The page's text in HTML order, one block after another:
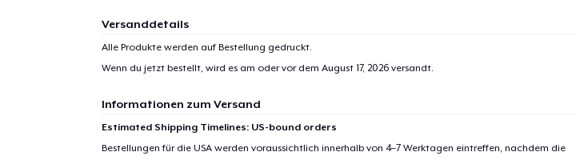
Versanddetails
Alle Produkte werden auf Bestellung gedruckt.
Wenn du jetzt bestellt, wird es am oder vor dem August 17, 2026versandt.
Informationen zum Versand
Estimated Shipping Timelines: US-bound orders
Bestellungen für die USA werden voraussichtlich innerhalb von 4–7 Werktagen eintreffen, nachdem die
Artikel wurde zum